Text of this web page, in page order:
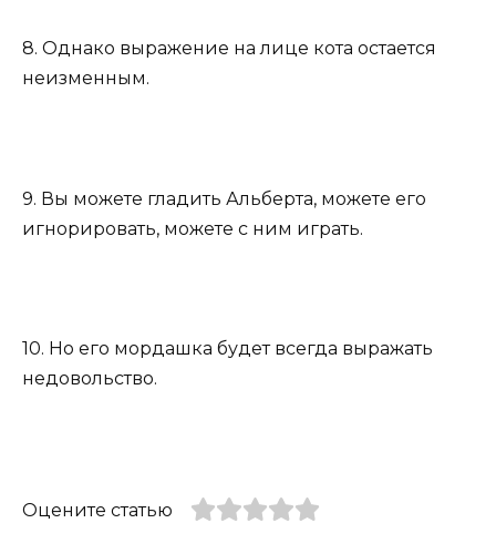
8. Однако выражение на лице кота остается
неизменным.
9. Вы можете гладить Альберта, можете его
игнорировать, можете с ним играть.
10. Но его мордашка будет всегда выражать
недовольство.
Оцените статью